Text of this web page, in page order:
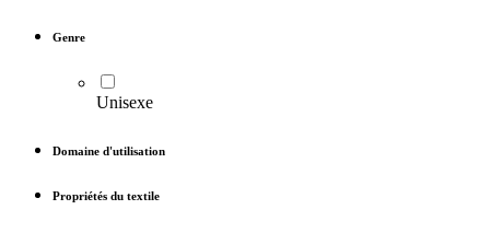
Genre
Unisexe
Domaine d'utilisation
Propriétés du textile